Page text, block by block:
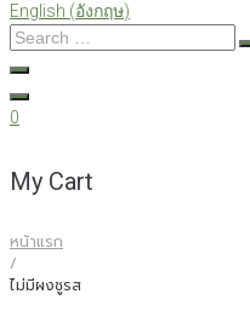
English (อังกฤษ)
Search
…
0
My Cart
หน้าแรก
/
ไม่มีผงชูรส